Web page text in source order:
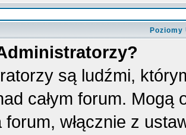
są ludźmi,
całym forum.
forum, włącznie z